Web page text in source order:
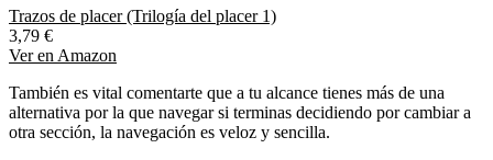
Trazos de placer (Trilogía del placer 1)
3,79 €
Ver en Amazon
También es vital comentarte que a tu alcance tienes más de una
alternativa por la que navegar si terminas decidiendo por cambiar a
otra sección, la navegación es veloz y sencilla.